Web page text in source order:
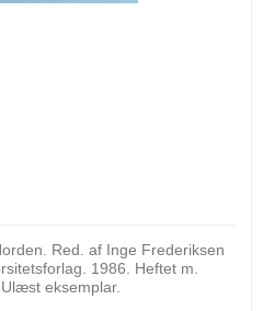
Red. af Inge Frederiksen
1986. Heftet m.
eksemplar.